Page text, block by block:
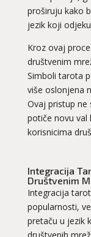
proširuju kako
jezik koji
Kroz ovaj
društvenim
Simboli tarota
više oslonjena
Ovaj pristup
potiče novu val
korisnicima
Integracija
Društvenim
Integracija
popularnosti,
pretaču u jezik